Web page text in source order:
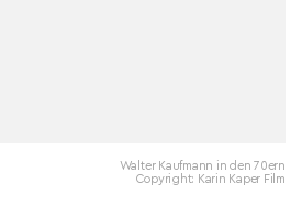
Walter Kaufmann in den 70ern
Copyright: Karin Kaper Film